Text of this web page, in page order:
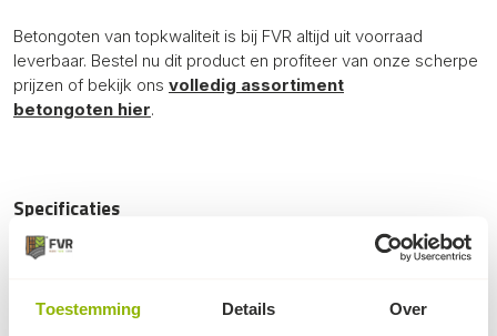
Toestemming Details Over
Betongoten van topkwaliteit is bij FVR altijd uit voorraad
leverbaar. Bestel nu dit product en profiteer van onze scherpe
prijzen of bekijk ons volledig assortiment
betongoten hier.
Specificaties
Verkeersklasse:
Hoogte: